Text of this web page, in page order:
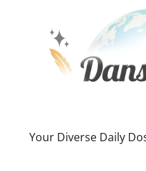
Your Diverse Daily